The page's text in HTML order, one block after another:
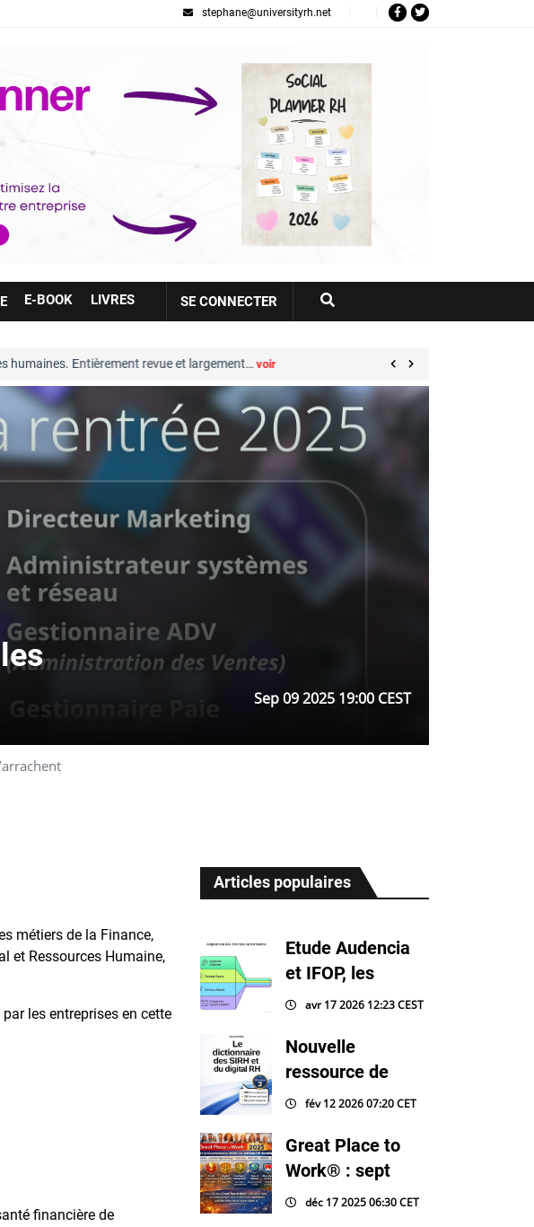
stephane@universityrh.net
E-BOOK LIVRES
Votre
compte
SE CONNECTER
Entièrement revue et largement…voir Great Place to Work® :
Sep 09 2025 19:00 CEST
métiers de la Finance,
et Ressources Humaine,
les entreprises en cette
financière de
Articles populaires
Etude Audencia
et IFOP, les
avr 17 2026 12:23 CEST
Nouvelle
ressource de
fév 12 2026 07:20 CET
Great Place to
Work® : sept
déc 17 2025 06:30 CET